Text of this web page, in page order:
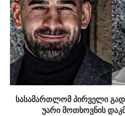
სასამართლომ პირველი
უარი მოთხოვნის